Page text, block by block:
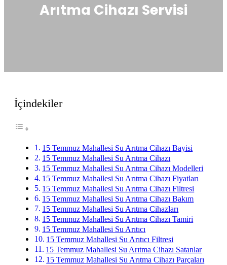
Arıtma Cihazı Servisi
İçindekiler
15 Temmuz Mahallesi Su Arıtma Cihazı Bayisi
15 Temmuz Mahallesi Su Arıtma Cihazı
15 Temmuz Mahallesi Su Arıtma Cihazı Modelleri
15 Temmuz Mahallesi Su Arıtma Cihazı Fiyatları
15 Temmuz Mahallesi Su Arıtma Cihazı Filtresi
15 Temmuz Mahallesi Su Arıtma Cihazı Bakım
15 Temmuz Mahallesi Su Arıtma Cihazları
15 Temmuz Mahallesi Su Arıtma Cihazı Tamiri
15 Temmuz Mahallesi Su Arıtıcı
15 Temmuz Mahallesi Su Arıtıcı Filtresi
15 Temmuz Mahallesi Su Arıtma Cihazı Satanlar
15 Temmuz Mahallesi Su Arıtma Cihazı Parçaları